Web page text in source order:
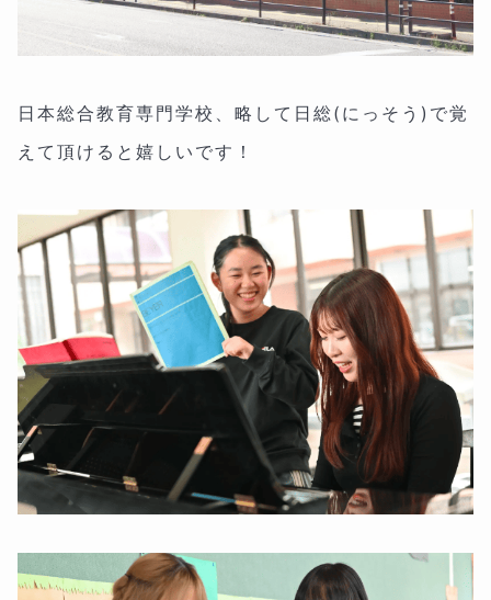
日本総合教育専門学校、略して日総(にっそう)で覚
えて頂けると嬉しいです！